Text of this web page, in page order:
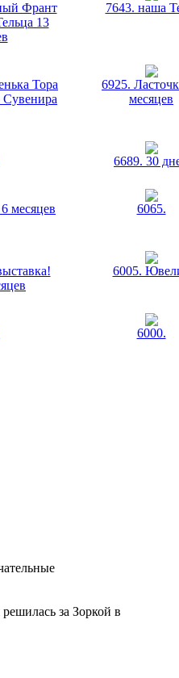
Франт
13
7643. наша
Тора
Сувенира
6925.
месяцев
6689. 30
месяцев 6065.
6005.
6000.
за Зоркой в